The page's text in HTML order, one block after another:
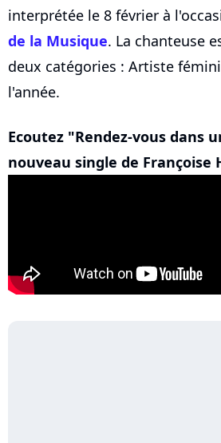
interprétée le 8 février à
de la Musique. La chanteuse
deux catégories : Artiste
l'année.
Ecoutez "Rendez-vous dans
nouveau single de Françoise